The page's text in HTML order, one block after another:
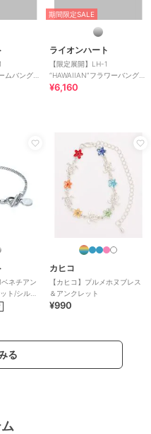
存在であり続けたい、遊び心を
持されるブランドでありた
シルバージュエリーを扱うセ
ザイナー達の作品をいち早く日
や、オリジナルプロダクトの
アアクセサリー
・バングル
ヘアアクセサリー
・バングル
・バングル
方法
ムバング
レス 金属
期間限定SALE
ライオンハート
【限定展開】LH-1
“HAWAIIAN”フラワーバング
ル/サージカルステンレス 金属
¥6,160
ベネチアン
ト/シルバ
ス金属ア
カヒコ
【カヒコ】プルメホヌブレス
＆アンクレット
¥990
る